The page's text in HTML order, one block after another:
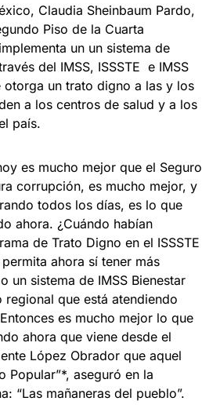
Claudia Sheinbaum Pardo,
Piso de la Cuarta
un un sistema de
del IMSS, ISSSTE e IMSS
otorga un trato digno a las y los
a los centros de salud y a los
país.
es mucho mejor que el Seguro
corrupción, es mucho mejor, y
todos los días, es lo que
ahora. ¿Cuándo habían
de Trato Digno en el ISSSTE
ahora sí tener más
un sistema de IMSS Bienestar
regional que está atendiendo
es mucho mejor lo que
ahora que viene desde el
López Obrador que aquel
Popular”*, aseguró en la
“Las mañaneras del pueblo”.